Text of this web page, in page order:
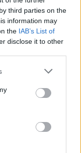
third parties on the
information may
the IAB’s List of
disclose it to other
È molto bravo
squadra ed è
in
delle grosse